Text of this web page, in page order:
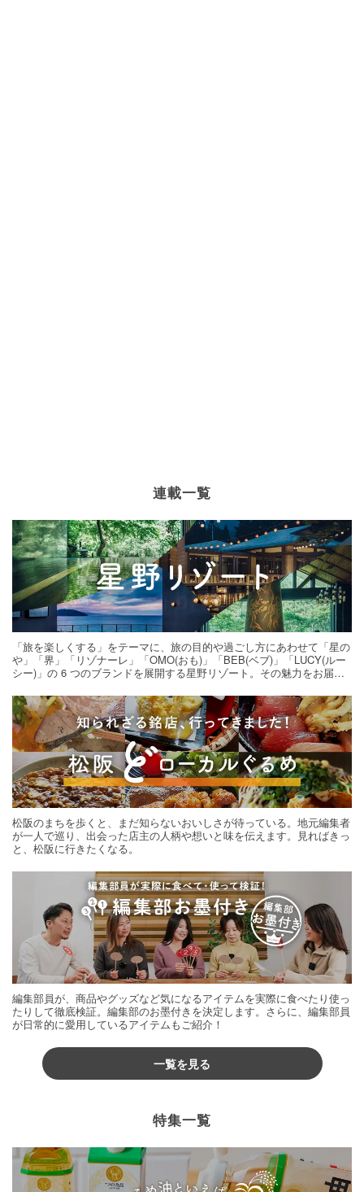
連載一覧
「旅を楽しくする」をテーマに、旅の目的や過ごし方にあわせて「星の
や」「界」「リゾナーレ」「OMO(おも)」「BEB(ベブ)」「LUCY(ルー
シー)」の 6 つのブランドを展開する星野リゾート。その魅力をお届け
松阪のまちを歩くと、まだ知らないおいしさが待っている。地元編集者
が一人で巡り、出会った店主の人柄や想いと味を伝えます。見ればきっ
と、松阪に行きたくなる。
編集部員が、商品やグッズなど気になるアイテムを実際に食べたり使っ
たりして徹底検証。編集部のお墨付きを決定します。さらに、編集部員
が日常的に愛用しているアイテムもご紹介！
一覧を見る
特集一覧